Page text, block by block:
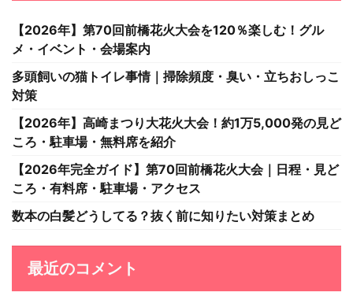
【2026年】第70回前橋花火大会を120％楽しむ！グル
メ・イベント・会場案内
多頭飼いの猫トイレ事情｜掃除頻度・臭い・立ちおしっこ
対策
【2026年】高崎まつり大花火大会！約1万5,000発の見ど
ころ・駐車場・無料席を紹介
【2026年完全ガイド】第70回前橋花火大会｜日程・見ど
ころ・有料席・駐車場・アクセス
数本の白髪どうしてる？抜く前に知りたい対策まとめ
最近のコメント